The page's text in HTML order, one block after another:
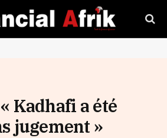
Kadhafi a été
jugement »